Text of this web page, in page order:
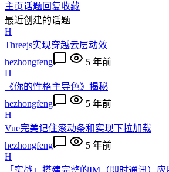
主页话题回复收藏
最近创建的话题
H
Threejs实现穿越云层动效
hezhongfeng
5 年前
H
《你的性格主导色》揭秘
hezhongfeng
5 年前
H
Vue完美记住滚动条和实现下拉加载
hezhongfeng
5 年前
H
「实战」搭建完整的IM（即时通讯）应